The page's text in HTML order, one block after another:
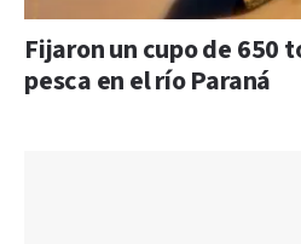
Fijaron un cupo de 650
pesca en el río Paraná